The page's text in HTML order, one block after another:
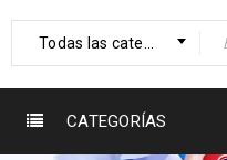
Todas las categorías
CATEGORÍAS